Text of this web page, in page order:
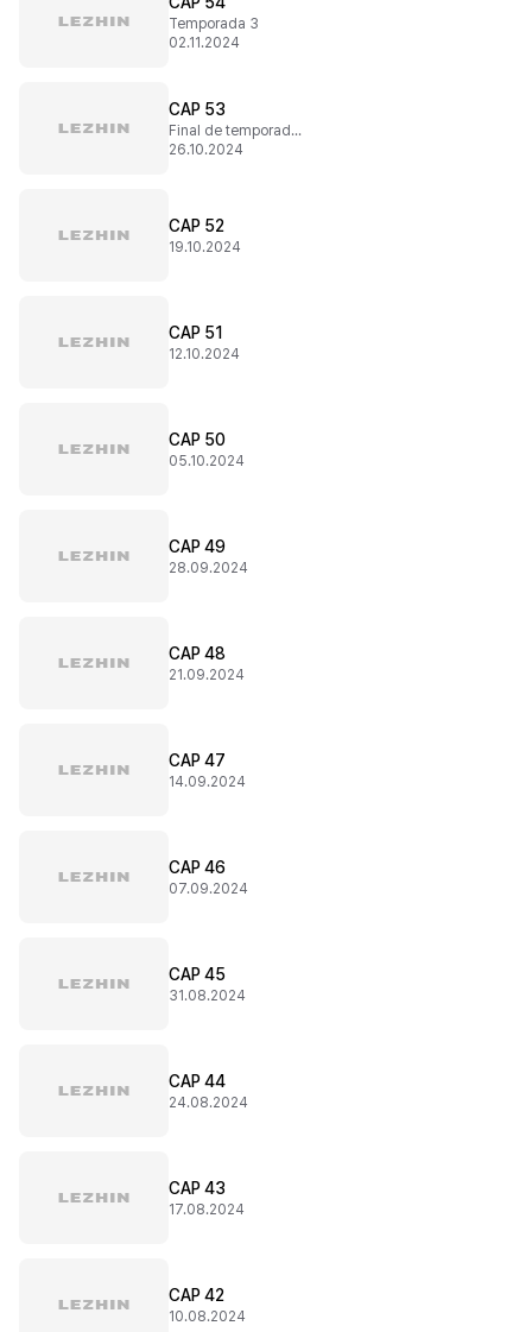
Temporada 3
02.11.2024
CAP 53
Final de temporada 2
26.10.2024
CAP 52
19.10.2024
CAP 51
12.10.2024
CAP 50
05.10.2024
CAP 49
28.09.2024
CAP 48
21.09.2024
CAP 47
14.09.2024
CAP 46
07.09.2024
CAP 45
31.08.2024
CAP 44
24.08.2024
CAP 43
17.08.2024
CAP 42
10.08.2024